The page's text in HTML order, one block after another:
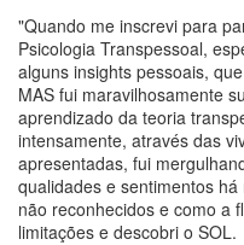
"Quando me inscrevi para
Psicologia Transpessoal,
alguns insights pessoais,
MAS fui maravilhosamente
aprendizado da teoria
intensamente, através das
apresentadas, fui
qualidades e sentimentos
não reconhecidos e como a
limitações e descobri o SOL.